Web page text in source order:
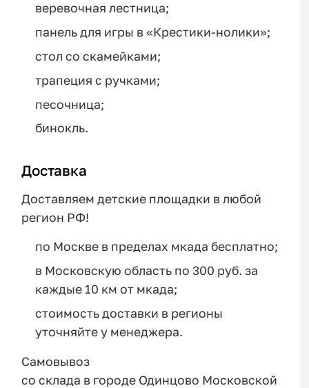
веревочная лестница;
панель для игры в «Крестики-нолики»;
стол со скамейками;
трапеция с ручками;
песочница;
бинокль.
Доставка
Доставляем детские площадки в любой
регион РФ!
по Москве в пределах мкада бесплатно;
в Московскую область по 300 руб. за
каждые 10 км от мкада;
стоимость доставки в регионы
уточняйте у менеджера.
Самовывоз
со склада в городе Одинцово Московской